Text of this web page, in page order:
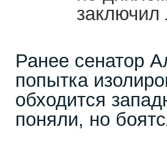
Ранее сенатор
попытка
обходится
поняли, но